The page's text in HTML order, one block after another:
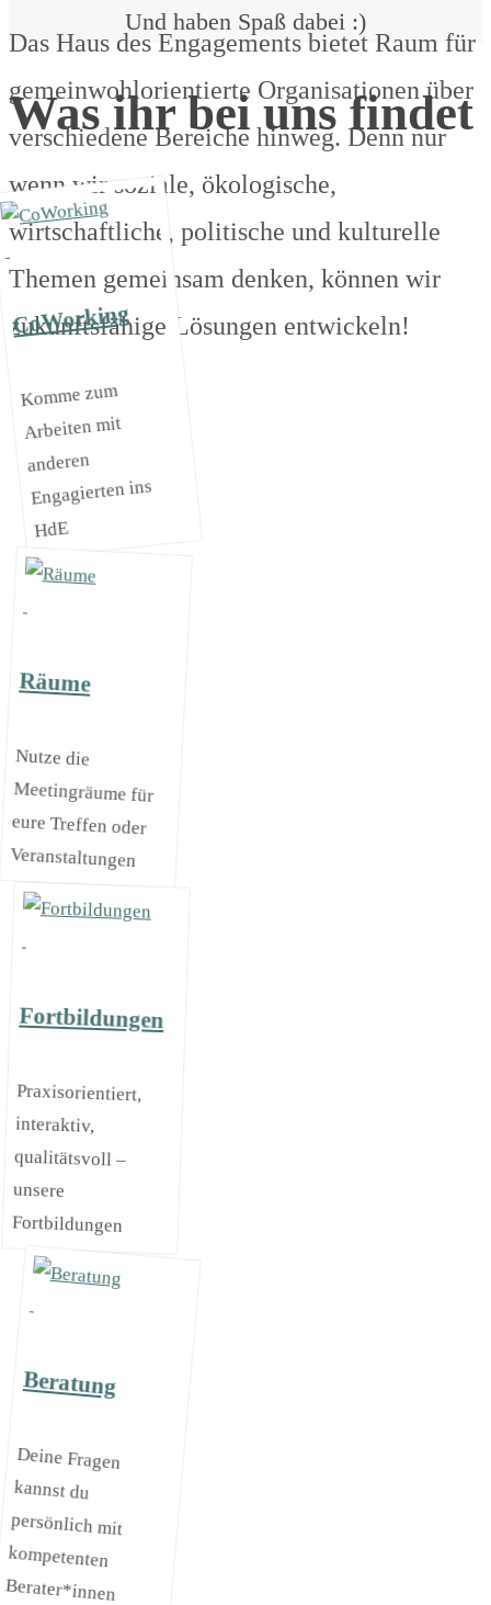
Das Haus des Engagements bietet Raum für
gemeinwohlorientierte Organisationen über
verschiedene Bereiche hinweg. Denn nur
wenn wir soziale, ökologische,
wirtschaftliche, politische und kulturelle
Themen gemeinsam denken, können wir
zukunftsfähige Lösungen entwickeln!
Und haben Spaß dabei :)
Was ihr bei uns findet
CoWorking
Komme zum
Arbeiten mit
anderen
Engagierten ins
HdE
Räume
Nutze die
Meetingräume für
eure Treffen oder
Veranstaltungen
Fortbildungen
Praxisorientiert,
interaktiv,
qualitätsvoll –
unsere
Fortbildungen
Beratung
Deine Fragen
kannst du
persönlich mit
kompetenten
Berater*innen